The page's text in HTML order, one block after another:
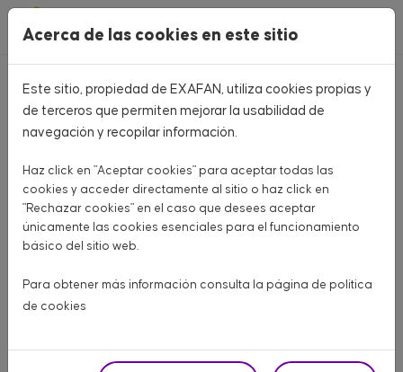
Pasar al contenido principal
Acerca de las cookies en este sitio
Este sitio, propiedad de EXAFAN, utiliza cookies propias y
de terceros que permiten mejorar la usabilidad de
navegación y recopilar información.
Haz click en "Aceptar cookies" para aceptar todas las
cookies y acceder directamente al sitio o haz click en
"Rechazar cookies" en el caso que desees aceptar
únicamente las cookies esenciales para el funcionamiento
básico del sitio web.
Para obtener más información consulta la página de política
de cookies